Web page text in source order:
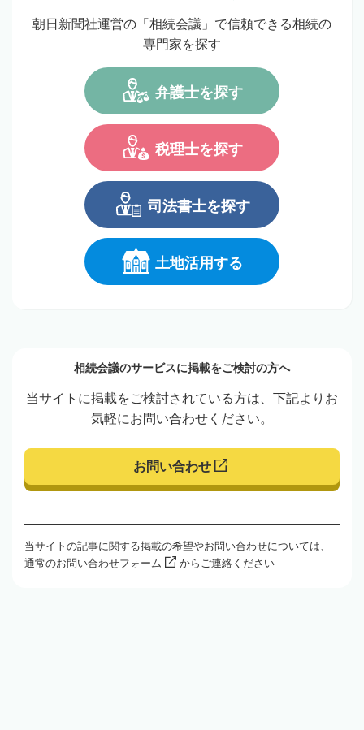
朝日新聞社運営の「相続会議」で信頼できる相続の
専門家を探す
弁護士を探す
税理士を探す
司法書士を探す
土地活用する
相続会議のサービスに掲載をご検討の方へ
当サイトに掲載をご検討されている方は、下記よりお
気軽にお問い合わせください。
お問い合わせ
当サイトの記事に関する掲載の希望やお問い合わせについては、
通常のお問い合わせフォーム からご連絡ください